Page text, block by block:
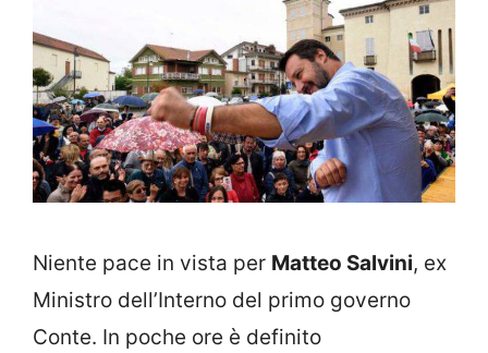
Niente pace in vista per Matteo Salvini, ex
Ministro dell’Interno del primo governo
Conte. In poche ore è definito